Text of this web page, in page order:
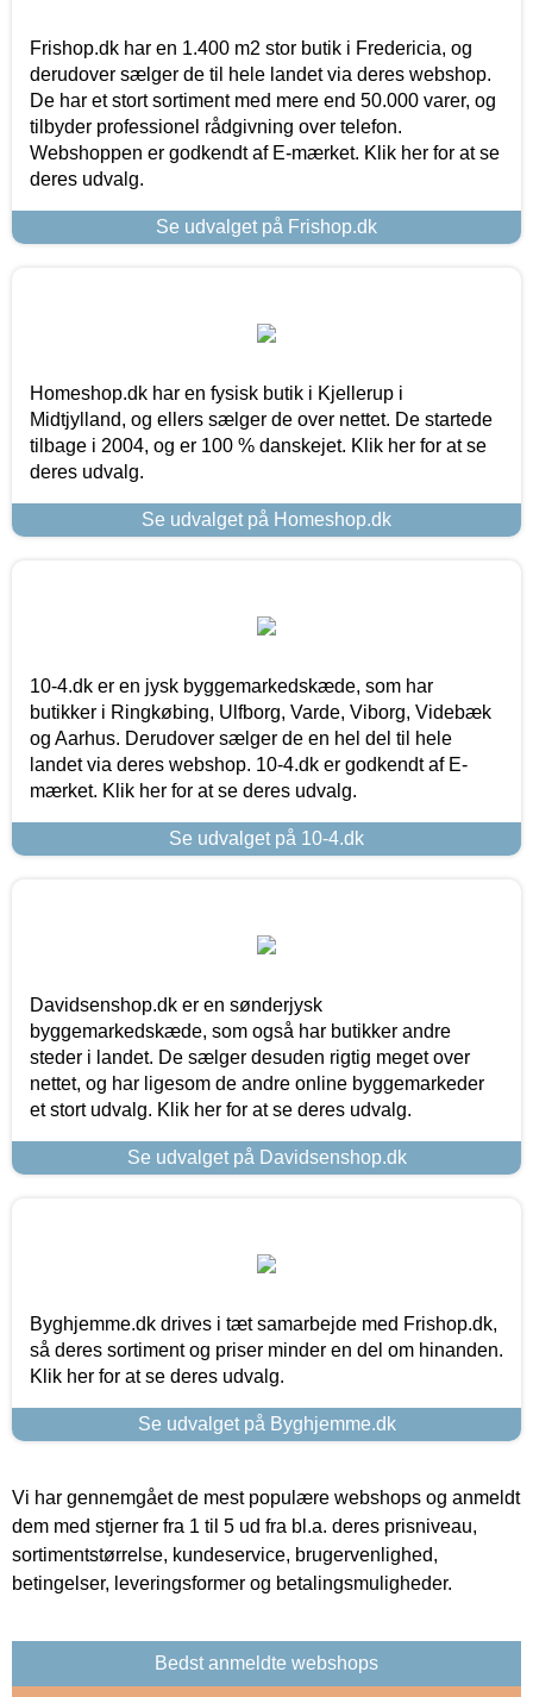
Frishop.dk har en 1.400 m2 stor butik i Fredericia, og
derudover sælger de til hele landet via deres webshop.
De har et stort sortiment med mere end 50.000 varer, og
tilbyder professionel rådgivning over telefon.
Webshoppen er godkendt af E-mærket. Klik her for at se
deres udvalg.
Se udvalget på Frishop.dk
Homeshop.dk har en fysisk butik i Kjellerup i
Midtjylland, og ellers sælger de over nettet. De startede
tilbage i 2004, og er 100 % danskejet. Klik her for at se
deres udvalg.
Se udvalget på Homeshop.dk
10-4.dk er en jysk byggemarkedskæde, som har
butikker i Ringkøbing, Ulfborg, Varde, Viborg, Videbæk
og Aarhus. Derudover sælger de en hel del til hele
landet via deres webshop. 10-4.dk er godkendt af E-
mærket. Klik her for at se deres udvalg.
Se udvalget på 10-4.dk
Davidsenshop.dk er en sønderjysk
byggemarkedskæde, som også har butikker andre
steder i landet. De sælger desuden rigtig meget over
nettet, og har ligesom de andre online byggemarkeder
et stort udvalg. Klik her for at se deres udvalg.
Se udvalget på Davidsenshop.dk
Byghjemme.dk drives i tæt samarbejde med Frishop.dk,
så deres sortiment og priser minder en del om hinanden.
Klik her for at se deres udvalg.
Se udvalget på Byghjemme.dk
Vi har gennemgået de mest populære webshops og anmeldt
dem med stjerner fra 1 til 5 ud fra bl.a. deres prisniveau,
sortimentstørrelse, kundeservice, brugervenlighed,
betingelser, leveringsformer og betalingsmuligheder.
Bedst anmeldte webshops